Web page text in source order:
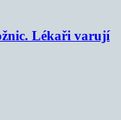
Lékaři varují